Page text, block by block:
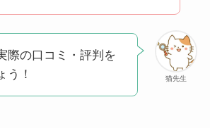
猫先生
際の口コミ・評判を
う！